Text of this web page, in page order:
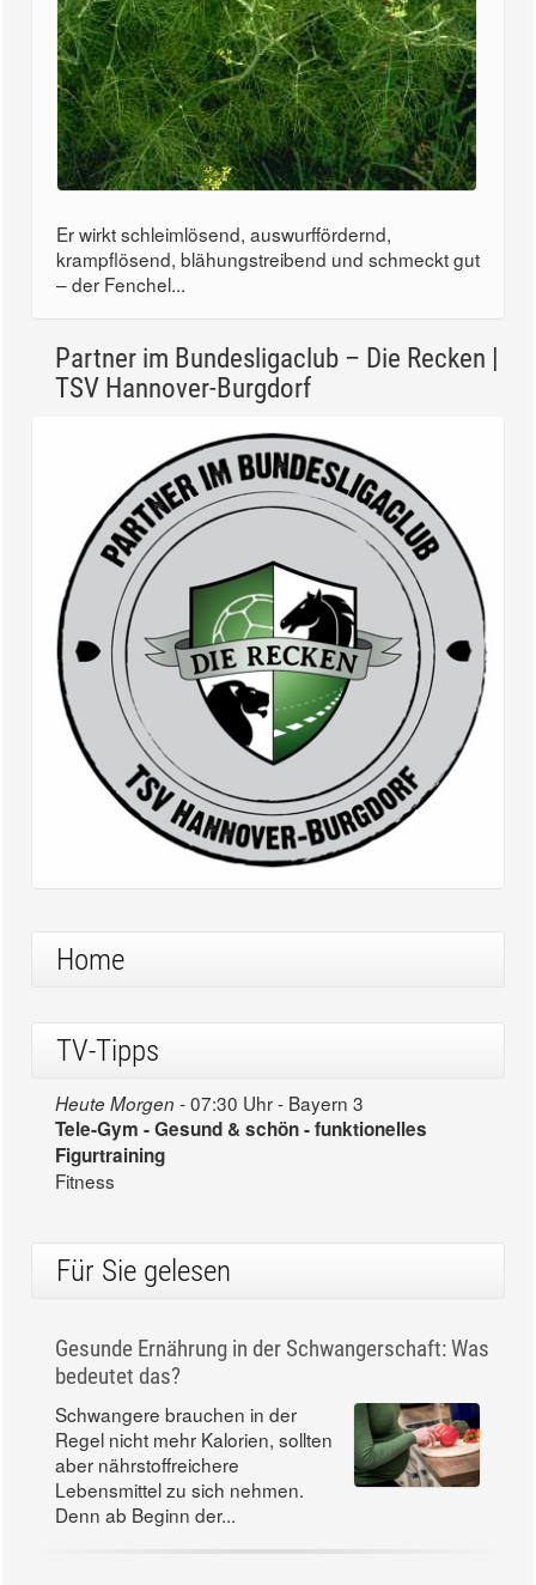
Er wirkt schleimlösend, auswurffördernd,
krampflösend, blähungstreibend und schmeckt gut
– der Fenchel...
Partner im Bundesligaclub – Die Recken |
TSV Hannover-Burgdorf
Home
TV-Tipps
Heute Morgen -07:30 Uhr - Bayern 3
Tele-Gym - Gesund & schön - funktionelles
Figurtraining
Fitness
Für Sie gelesen
Gesunde Ernährung in der Schwangerschaft: Was
bedeutet das?
Schwangere brauchen in der
Regel nicht mehr Kalorien, sollten
aber nährstoffreichere
Lebensmittel zu sich nehmen.
Denn ab Beginn der...